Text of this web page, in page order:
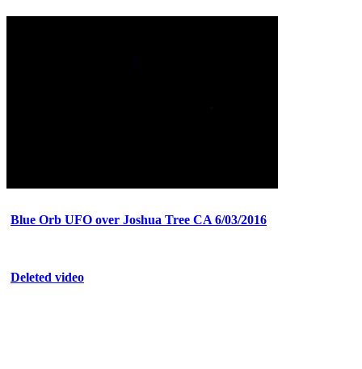
Blue Orb UFO over Joshua Tree CA 6/03/2016
Deleted video